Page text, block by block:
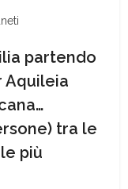
partendo
Aquileia
tra le
più